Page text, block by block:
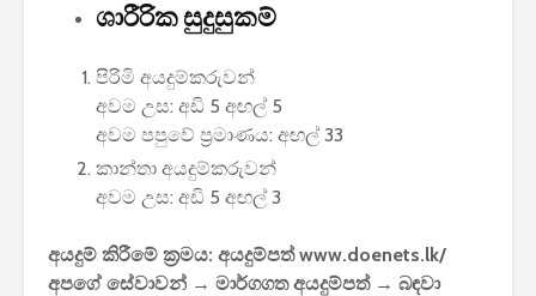
ශාරීරික සුදුසුකම්
පිරිමි අයදුම්කරුවන්
අවම උස: අඩි 5 අඟල් 5
අවම පපුවේ ප්‍රමාණය: අඟල් 33
කාන්තා අයදුම්කරුවන්
අවම උස: අඩි 5 අඟල් 3
අයදුම් කිරීමේ ක්‍රමය: අයදුම්පත් www.doenets.lk/
අපගේ සේවාවන් → මාර්ගගත අයදුම්පත් → බඳවා